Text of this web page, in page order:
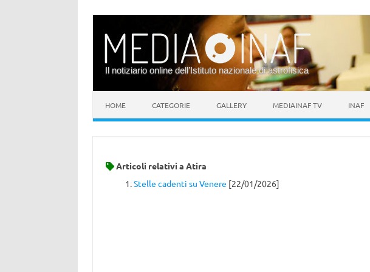
Il notiziario online dell’Istituto nazionale di astrofisica
HOME CATEGORIE GALLERY MEDIAINAF TV INAF
Articoli relativi a Atira
Stelle cadenti su Venere [22/01/2026]